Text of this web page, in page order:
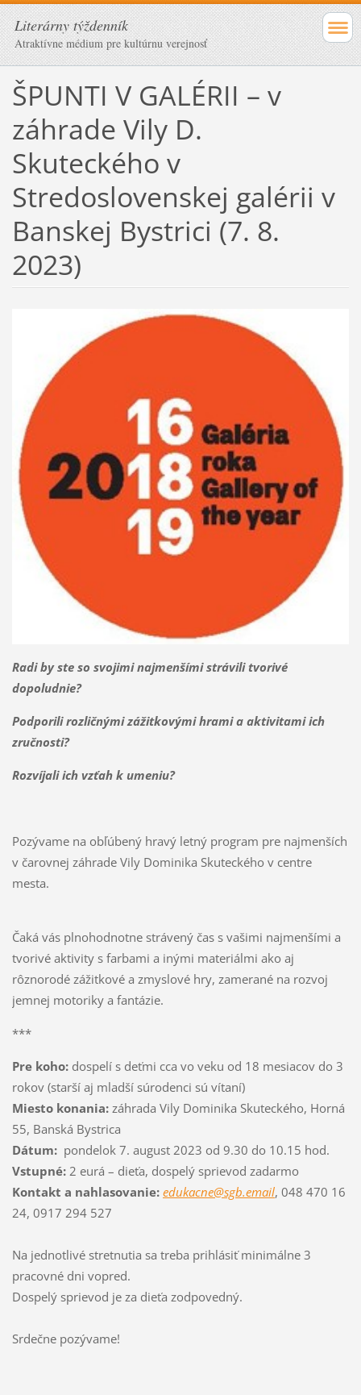
Literárny týždenník
Atraktívne médium pre kultúrnu verejnosť
ŠPUNTI V GALÉRII – v
záhrade Vily D.
Skuteckého v
Stredoslovenskej galérii v
Banskej Bystrici (7. 8.
2023)
Radi by ste so svojimi najmenšími strávili tvorivé
dopoludnie?
Podporili rozličnými zážitkovými hrami a aktivitami ich
zručnosti?
Rozvíjali ich vzťah k umeniu?
Pozývame na obľúbený hravý letný program pre najmenších
v čarovnej záhrade Vily Dominika Skuteckého v centre
mesta.
Čaká vás plnohodnotne strávený čas s vašimi najmenšími a
tvorivé aktivity s farbami a inými materiálmi ako aj
rôznorodé zážitkové a zmyslové hry, zamerané na rozvoj
jemnej motoriky a fantázie.
***
Pre koho:dospelí s deťmi cca vo veku od 18 mesiacov do 3
rokov (starší aj mladší súrodenci sú vítaní)
Miesto konania: záhrada Vily Dominika Skuteckého, Horná
55, Banská Bystrica
Dátum: pondelok 7. august 2023 od 9.30 do 10.15 hod.
Vstupné:2 eurá – dieťa, dospelý sprievod zadarmo
Kontakt a nahlasovanie: edukacne@sgb.email, 048 470 16
24, 0917 294 527
Na jednotlivé stretnutia sa treba prihlásiť minimálne 3
pracovné dni vopred.
Dospelý sprievod je za dieťa zodpovedný.
Srdečne pozývame!